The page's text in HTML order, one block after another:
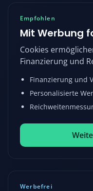
Empfohlen
Mit Werbung
Cookies
Finanzierung und
Finanzierung und
Personalisierte
Werbefrei